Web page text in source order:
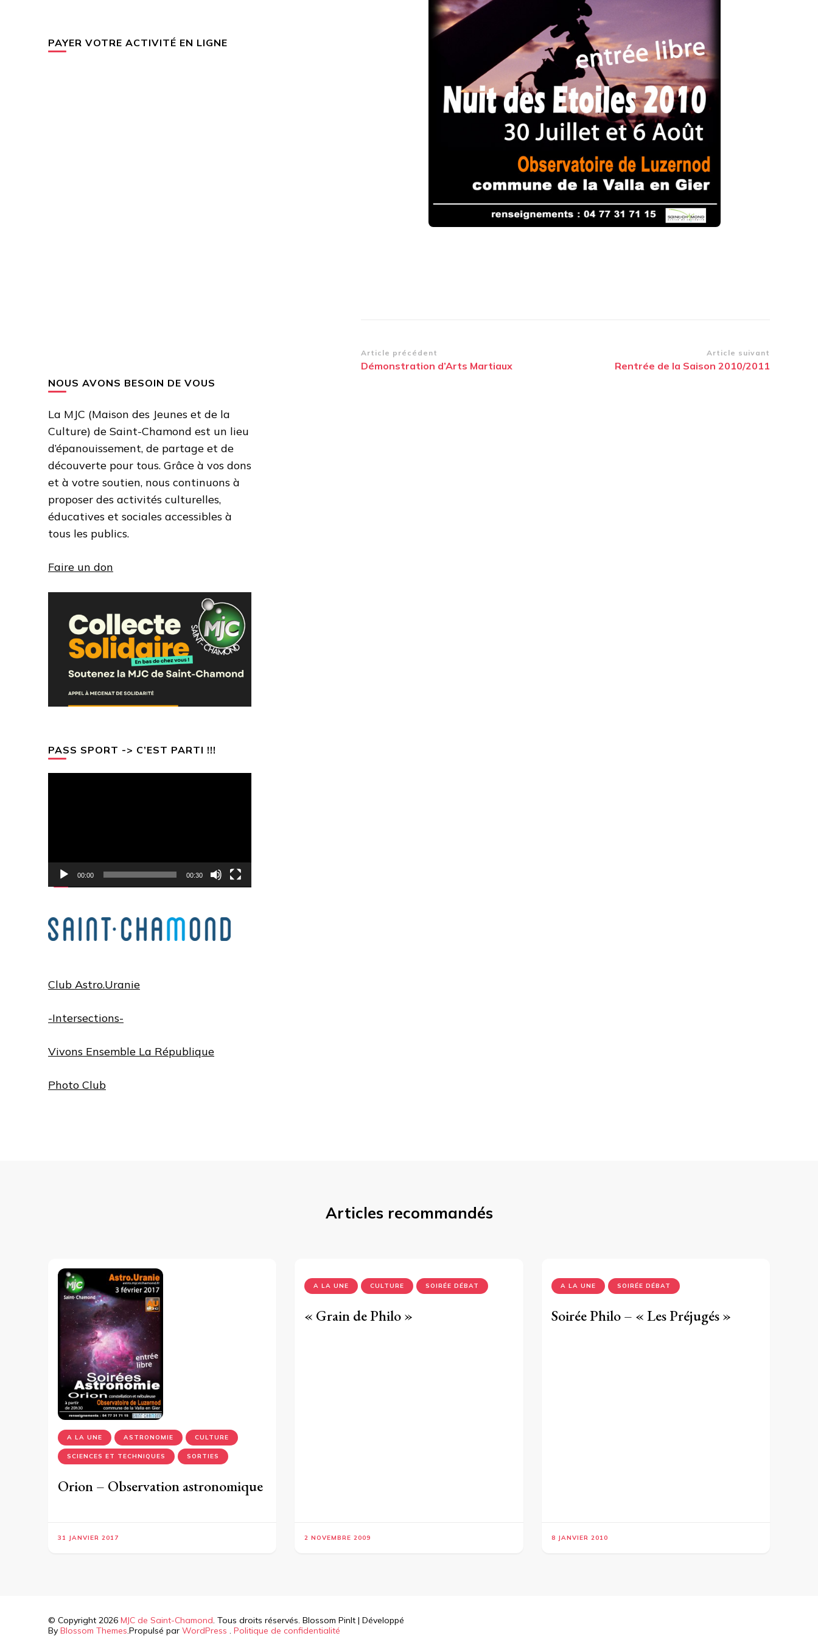
Navigation
d’article
Article précédent
Démonstration d’Arts Martiaux
Article suivant
Rentrée de la Saison 2010/2011
PAYER VOTRE ACTIVITÉ EN LIGNE
NOUS AVONS BESOIN DE VOUS
La MJC (Maison des Jeunes et de la
Culture) de Saint-Chamond est un lieu
d’épanouissement, de partage et de
découverte pour tous. Grâce à vos dons
et à votre soutien, nous continuons à
proposer des activités culturelles,
éducatives et sociales accessibles à
tous les publics.
Faire un don
PASS SPORT -> C’EST PARTI !!!
00:00 00:30
Club Astro.Uranie
-Intersections-
Vivons Ensemble La République
Photo Club
Articles recommandés
A LA UNE ASTRONOMIE CULTURE
SCIENCES ET TECHNIQUES SORTIES
Orion – Observation astronomique
31 JANVIER 2017
A LA UNE CULTURE SOIRÉE DÉBAT
« Grain de Philo »
2 NOVEMBRE 2009
A LA UNE SOIRÉE DÉBAT
Soirée Philo – « Les Préjugés »
8 JANVIER 2010
© Copyright 2026 MJC de Saint-Chamond. Tous droits réservés. Blossom PinIt | Développé
By Blossom Themes.Propulsé par WordPress . Politique de confidentialité